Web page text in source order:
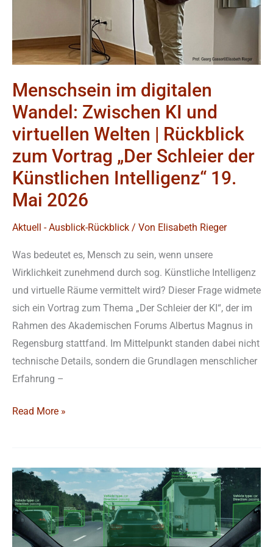
Menschsein im digitalen
Wandel: Zwischen KI und
virtuellen Welten | Rückblick
zum Vortrag „Der Schleier der
Künstlichen Intelligenz“ 19.
Mai 2026
Aktuell - Ausblick-Rückblick / Von Elisabeth Rieger
Was bedeutet es, Mensch zu sein, wenn unsere
Wirklichkeit zunehmend durch sog. Künstliche Intelligenz
und virtuelle Räume vermittelt wird? Dieser Frage widmete
sich ein Vortrag zum Thema „Der Schleier der KI“, der im
Rahmen des Akademischen Forums Albertus Magnus in
Regensburg stattfand. Im Mittelpunkt standen dabei nicht
technische Details, sondern die Grundlagen menschlicher
Erfahrung –
Vortrag
„Der
der
Künstlichen
Intelligenz“
Mai
2026
Read More »
Ist
die
Leiblichkeit
gefährdet